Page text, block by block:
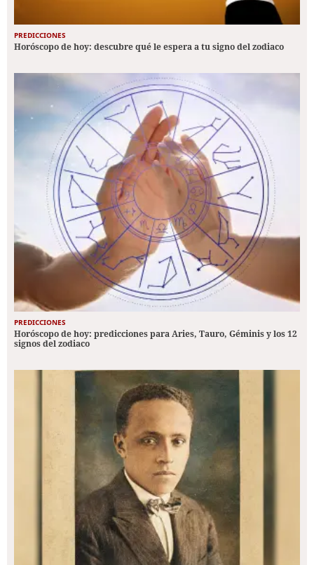
PREDICCIONES
Horóscopo de hoy: descubre qué le espera a tu signo del zodiaco
PREDICCIONES
Horóscopo de hoy: predicciones para Aries, Tauro, Géminis y los 12
signos del zodiaco